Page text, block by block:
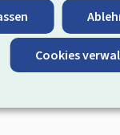
Cookies
schnellen und
Stellen